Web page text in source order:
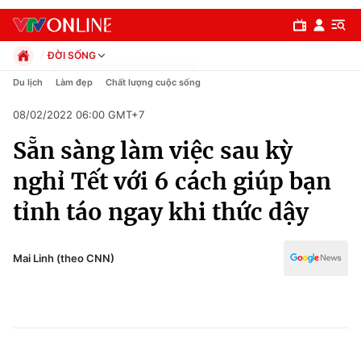
Chuyên mục
Chính trị
Xã hội
Pháp luật
ĐỜI SỐNG
Chính trị
Pháp luật
Kinh tế
Thể thao
Truyền hình
Văn hóa - Giải trí
Công nghệ
Du lịch Làm đẹp Chất lượng cuộc sống
08/02/2022 06:00 GMT+7
Sẵn sàng làm việc sau kỳ
nghỉ Tết với 6 cách giúp bạn
tỉnh táo ngay khi thức dậy
Mai Linh (theo CNN)